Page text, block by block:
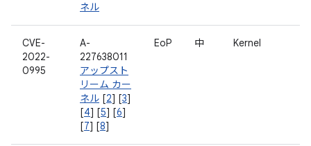
ネル
CVE-
2022-
0995
A-
227638011
アップスト
リーム カー
ネル [2] [3]
[4] [5] [6]
[7] [8]
EoP 中 Kernel